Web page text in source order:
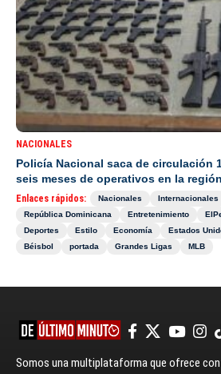
NACIONALES
Policía Nacional saca de circulación
seis meses de operativos en la
Enlaces rápidos: Nacionales Internacionales
República Dominicana
Entretenimiento
Deportes
Estilo Economía Estados
Béisbol
portada Grandes Ligas MLB
Somos una multiplataforma que ofrece